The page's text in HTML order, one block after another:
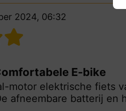
2024, 06:32
E-bike
motor elektrische fiets
afneembare batterij en